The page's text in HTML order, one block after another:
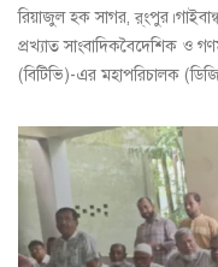
রিয়াজুল হক সাগর,
প্রখ্যাত সাংবাদিকবৈদেশিক ও
(বিটিভি)-এর মহাপরিচালক